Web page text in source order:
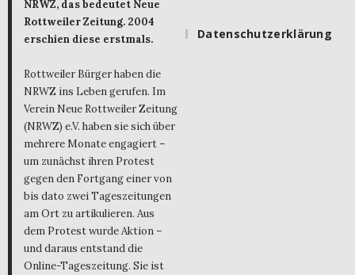
NRWZ, das bedeutet Neue
Rottweiler Zeitung. 2004
erschien diese erstmals.
Rottweiler Bürger haben die
NRWZ ins Leben gerufen. Im
Verein Neue Rottweiler Zeitung
(NRWZ) e.V. haben sie sich über
mehrere Monate engagiert –
um zunächst ihren Protest
gegen den Fortgang einer von
bis dato zwei Tageszeitungen
am Ort zu artikulieren. Aus
dem Protest wurde Aktion –
und daraus entstand die
Online-Tageszeitung. Sie ist
Datenschutzerklärung